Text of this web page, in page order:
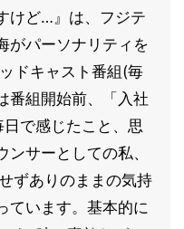
けど…』は、フジテ
がパーソナリティを
ドキャスト番組(毎
番組開始前、「入社
で感じたこと、思
サーとしての私、
ずありのままの気持
ています。基本的に